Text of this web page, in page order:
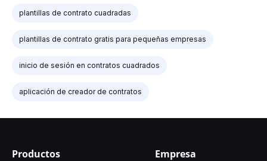
plantillas de contrato cuadradas
plantillas de contrato gratis para pequeñas empresas
inicio de sesión en contratos cuadrados
aplicación de creador de contratos
Productos Empresa